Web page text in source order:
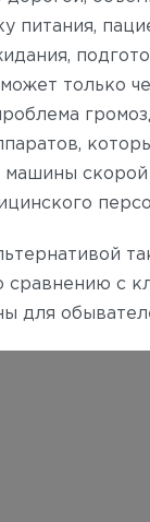
питания,
только
машины
с
для